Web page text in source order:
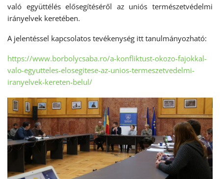
való együttélés elősegítéséről az uniós természetvédelmi
irányelvek keretében.
A jelentéssel kapcsolatos tevékenység itt tanulmányozható:
https://www.borbolycsaba.ro/a-konfliktust-okozo-fajokkal-
valo-egyutteles-elosegitese-az-unios-termeszetvedelmi-
iranyelvek-kereten-belul/